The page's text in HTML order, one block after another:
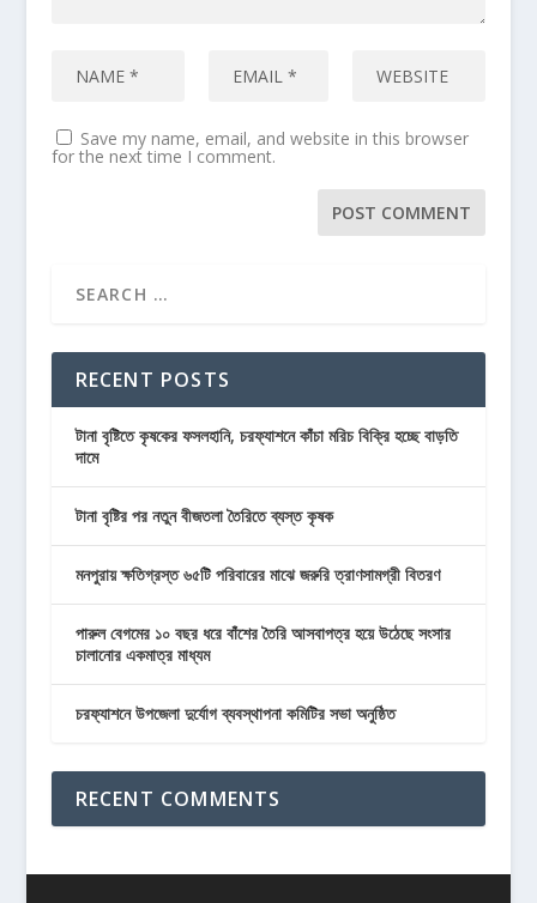
Save my name, email, and website in this browser
for the next time I comment.
RECENT POSTS
টানা বৃষ্টিতে কৃষকের ফসলহানি, চরফ্যাশনে কাঁচা মরিচ বিক্রি হচ্ছে বাড়তি
দামে
টানা বৃষ্টির পর নতুন বীজতলা তৈরিতে ব্যস্ত কৃষক
মনপুরায় ক্ষতিগ্রস্ত ৬৫টি পরিবারের মাঝে জরুরি ত্রাণসামগ্রী বিতরণ
পারুল বেগমের ১০ বছর ধরে বাঁশের তৈরি আসবাপত্র হয়ে উঠেছে সংসার
চালানোর একমাত্র মাধ্যম
চরফ্যাশনে উপজেলা দুর্যোগ ব্যবস্থাপনা কমিটির সভা অনুষ্ঠিত
RECENT COMMENTS